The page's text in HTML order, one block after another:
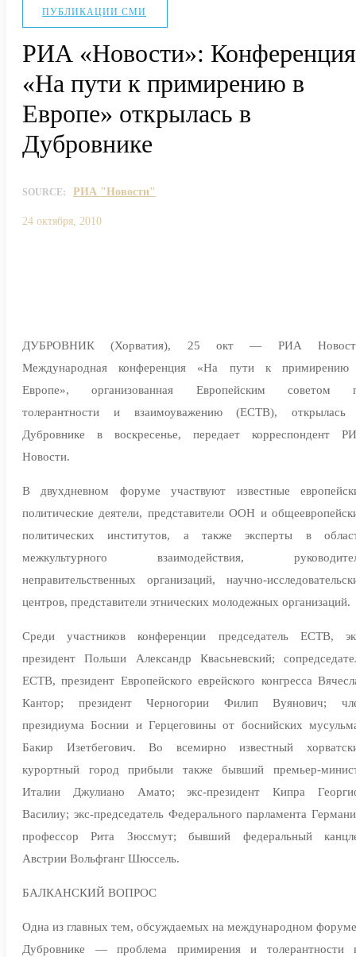
ПУБЛИКАЦИИ СМИ
РИА «Новости»: Конференция
«На пути к примирению в
Европе» открылась в
Дубровнике
SOURCE: РИА "Новости"
24 октября, 2010
ДУБРОВНИК (Хорватия), 25 окт — РИА
Международная конференция «На пути к
Европе», организованная Европейским советом
толерантности и взаимоуважению (ЕСТВ),
Дубровнике в воскресенье, передает корреспондент
Новости.
В двухдневном форуме участвуют известные
политические деятели, представители ООН и
политических институтов, а также эксперты в
межкультурного взаимодействия,
неправительственных организаций, научно-
центров, представители этнических молодежных организаций.
Среди участников конференции председатель ЕСТВ,
президент Польши Александр Квасьневский;
ЕСТВ, президент Европейского еврейского конгресса
Кантор; президент Черногории Филип Вуянович;
президиума Боснии и Герцеговины от боснийских
Бакир Изетбегович. Во всемирно известный
курортный город прибыли также бывший премьер-
Италии Джулиано Амато; экс-президент Кипра
Василиу; экс-председатель Федерального парламента
профессор Рита Зюссмут; бывший федеральный
Австрии Вольфганг Шюссель.
БАЛКАНСКИЙ ВОПРОС
Одна из главных тем, обсуждаемых на международном
Дубровнике — проблема примирения и толерантности